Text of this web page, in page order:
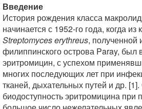
Введение
История рождения класса
начинается с 1952-го года, когда из
Streptomyces erythreus, полученной
филиппинского острова Paray, был
эритромицин, с успехом
многих последующих лет при
тканей, дыхательных путей и др.
биодоступность эритромицина при